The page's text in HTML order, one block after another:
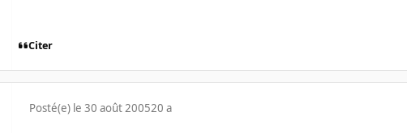
Citer
Posté(e) le 30 août 200520 a